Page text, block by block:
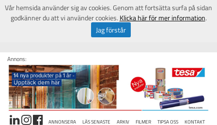
Annons:
ANNONSERA LÄS SENASTE ARKIV FILMER TIPSA OSS KONTAKT
Vår hemsida använder sig av cookies. Genom att fortsätta surfa på sidan
godkänner du att vi använder cookies. Klicka här för mer information.
Jag förstår